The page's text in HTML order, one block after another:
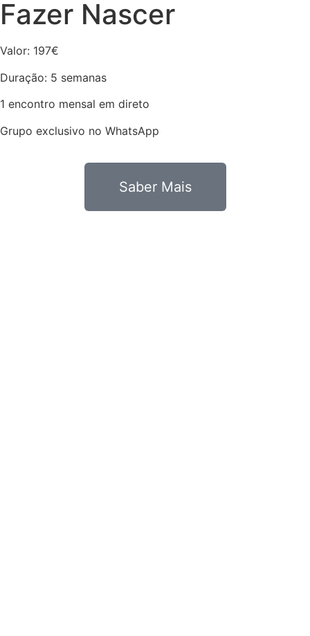
Fazer Nascer
Valor: 197€
Duração: 5 semanas
1 encontro mensal em direto
Grupo exclusivo no WhatsApp
Saber Mais